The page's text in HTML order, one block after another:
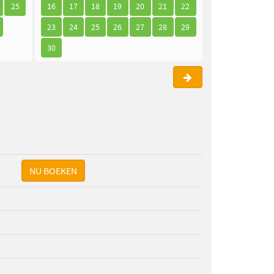
25
16
17 18 19 20 21
22
23
24 25 26 27 28
29
30